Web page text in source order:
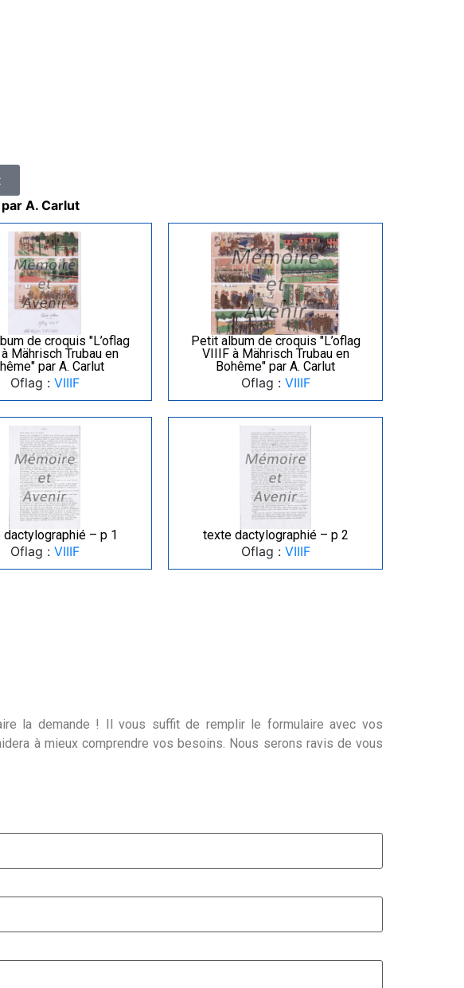
A. Carlut
de croquis "L’oflag
Mährisch Trubau en
par A. Carlut
Oflag : VIIIF
Petit album de croquis "L’oflag
VIIIF à Mährisch Trubau en
Bohême" par A. Carlut
Oflag : VIIIF
– p 1
Oflag : VIIIF
texte dactylographié – p 2
Oflag : VIIIF
la demande ! Il vous suffit de remplir le formulaire avec vos
à mieux comprendre vos besoins. Nous serons ravis de vous